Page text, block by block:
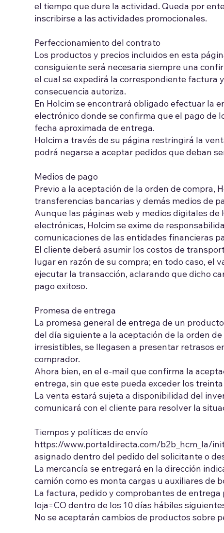
el tiempo que dure la actividad. Queda por
inscribirse a las actividades promocionales.
Perfeccionamiento del contrato
Los productos y precios incluidos en esta
consiguiente será necesaria siempre una
el cual se expedirá la correspondiente factura
consecuencia autoriza.
En Holcim se encontrará obligado efectuar la
electrónico donde se confirma que el pago de
fecha aproximada de entrega.
Holcim a través de su página restringirá la
podrá negarse a aceptar pedidos que deban
Medios de pago
Previo a la aceptación de la orden de compra,
transferencias bancarias y demás medios de
Aunque las páginas web y medios digitales
electrónicas, Holcim se exime de
comunicaciones de las entidades financieras
El cliente deberá asumir los costos de
lugar en razón de su compra; en todo caso,
ejecutar la transacción, aclarando que dicho
pago exitoso.
Promesa de entrega
La promesa general de entrega de un
del día siguiente a la aceptación de la orden
irresistibles, se llegasen a presentar retrasos
comprador.
Ahora bien, en el e-mail que confirma la
entrega, sin que este pueda exceder los treinta
La venta estará sujeta a disponibilidad del
comunicará con el cliente para resolver la
Tiempos y políticas de envío
https://www.portaldirecta.com/b2b_hcm_la/
asignado dentro del pedido del solicitante o
La mercancía se entregará en la dirección
camión como es monta cargas u auxiliares de
La factura, pedido y comprobantes de
loja=CO dentro de los 10 días hábiles
No se aceptarán cambios de productos sobre